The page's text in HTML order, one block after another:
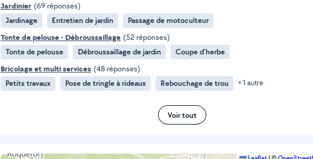
Jardinier (69 réponses)
Jardinage
Entretien de jardin
Passage de motoculteur
Tonte de pelouse - Débroussaillage (52 réponses)
Tonte de pelouse
Débroussaillage de jardin
Coupe d'herbe
Bricolage et multi services (48 réponses)
Petits travaux
Pose de tringle à rideaux Rebouchage de trou + 1 autre
Voir tout